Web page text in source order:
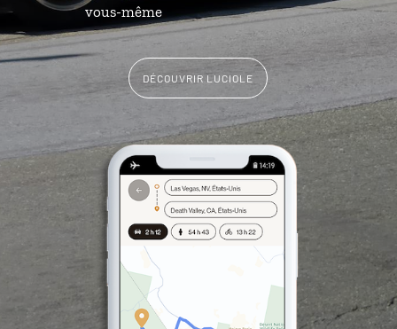
vous-même
DÉCOUVRIR LUCIOLE